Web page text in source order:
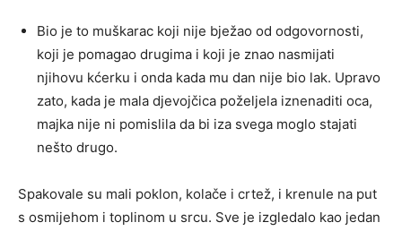
Bio je to muškarac koji nije bježao od odgovornosti,
koji je pomagao drugima i koji je znao nasmijati
njihovu kćerku i onda kada mu dan nije bio lak. Upravo
zato, kada je mala djevojčica poželjela iznenaditi oca,
majka nije ni pomislila da bi iza svega moglo stajati
nešto drugo.
Spakovale su mali poklon, kolače i crtež, i krenule na put
s osmijehom i toplinom u srcu. Sve je izgledalo kao jedan